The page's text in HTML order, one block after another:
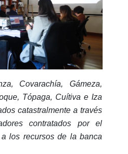
Covarachía, Gámeza,
Tópaga, Cuítiva e Iza
catastralmente a través
contratados por el
los recursos de la banca